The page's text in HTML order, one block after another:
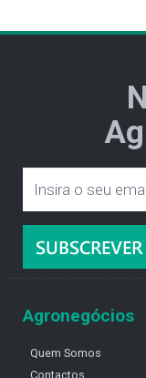
Agronegócios
Quem Somos
Contactos